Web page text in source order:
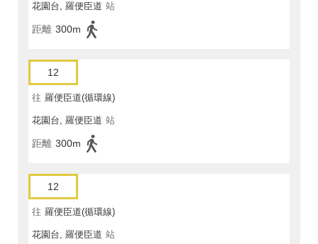
花園台, 羅便臣道 站
距離 300m
12
往 羅便臣道(循環線)
花園台, 羅便臣道 站
距離 300m
12
往 羅便臣道(循環線)
花園台, 羅便臣道 站